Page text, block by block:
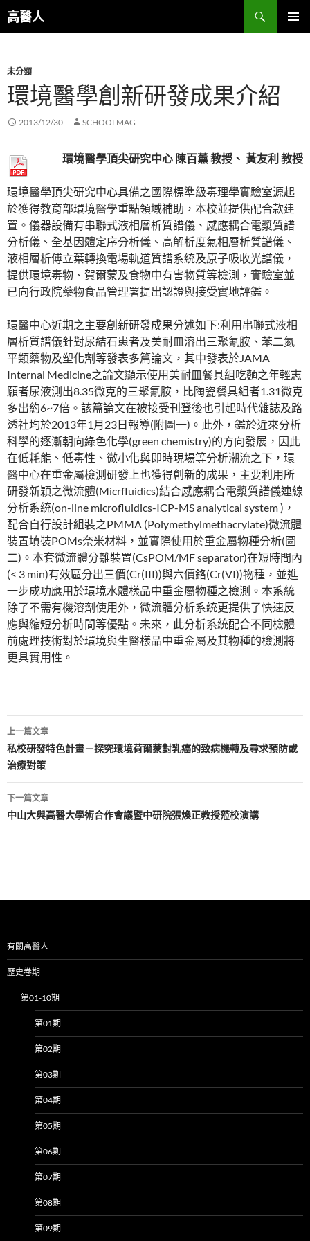
至
內
容
高醫人
搜
尋
未分類
環境醫學創新研發成果介紹
2013/12/30 SCHOOLMAG
環境醫學頂尖研究中心 陳百薰 教授、 黃友利 教授
環境醫學頂尖研究中心具備之國際標準級毒理學實驗室源起
於獲得教育部環境醫學重點領域補助，本校並提供配合款建
置。儀器設備有串聯式液相層析質譜儀、感應耦合電漿質譜
分析儀、全基因體定序分析儀、高解析度氣相層析質譜儀、
液相層析傅立葉轉換電場軌道質譜系統及原子吸收光譜儀，
提供環境毒物、賀爾蒙及食物中有害物質等檢測，實驗室並
已向行政院藥物食品管理署提出認證與接受實地評鑑。
環醫中心近期之主要創新研發成果分述如下:利用串聯式液相
層析質譜儀針對尿結石患者及美耐皿溶出三聚氰胺、苯二氮
平類藥物及塑化劑等發表多篇論文，其中發表於JAMA
Internal Medicine之論文顯示使用美耐皿餐具組吃麵之年輕志
願者尿液測出8.35微克的三聚氰胺，比陶瓷餐具組者1.31微克
多出約6~7倍。該篇論文在被接受刊登後也引起時代雜誌及路
透社均於2013年1月23日報導(附圖一)。此外，鑑於近來分析
科學的逐漸朝向綠色化學(green chemistry)的方向發展，因此
在低耗能、低毒性、微小化與即時現場等分析潮流之下，環
醫中心在重金屬檢測研發上也獲得創新的成果，主要利用所
研發新穎之微流體(Micrfluidics)結合感應耦合電漿質譜儀連線
分析系統(on-line microfluidics-ICP-MS analytical system )，
配合自行設計組裝之PMMA (Polymethylmethacrylate)微流體
裝置填裝POMs奈米材料，並實際使用於重金屬物種分析(圖
二)。本套微流體分離裝置(CsPOM/MF separator)在短時間內
(< 3 min)有效區分出三價(Cr(III))與六價鉻(Cr(VI))物種，並進
一步成功應用於環境水體樣品中重金屬物種之檢測。本系統
除了不需有機溶劑使用外，微流體分析系統更提供了快速反
應與縮短分析時間等優點。未來，此分析系統配合不同檢體
前處理技術對於環境與生醫樣品中重金屬及其物種的檢測將
更具實用性。
文
章
導
覽
上一篇文章
私校研發特色計畫－探究環境荷爾蒙對乳癌的致病機轉及尋求預防或
治療對策
下一篇文章
中山大與高醫大學術合作會議暨中研院張煥正教授蒞校演講
有關高醫人
歷史卷期
第01-10期
第01期
第02期
第03期
第04期
第05期
第06期
第07期
第08期
第09期